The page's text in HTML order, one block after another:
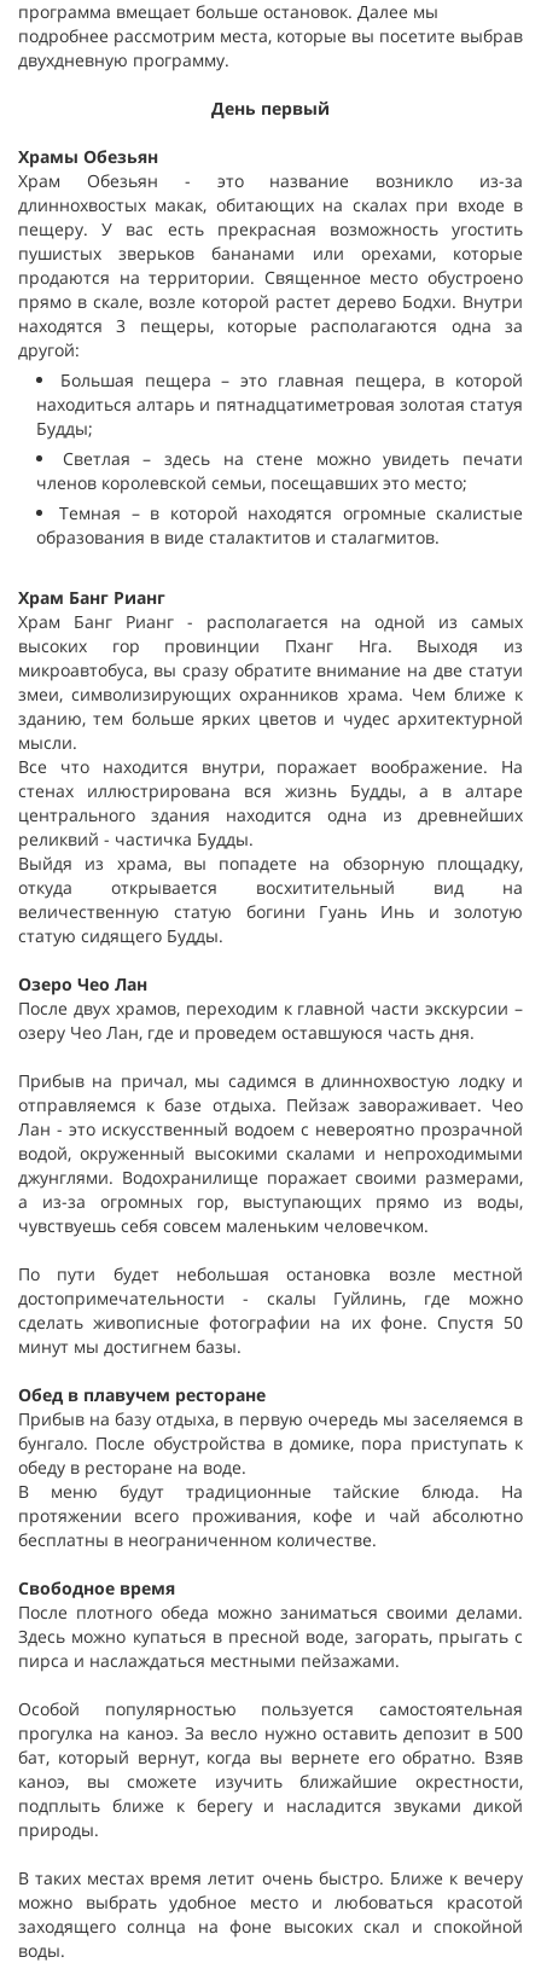
программа вмещает больше остановок. Далее мы
подробнее рассмотрим места, которые вы посетите выбрав
двухдневную программу.
День первый
Храмы Обезьян
Храм Обезьян - это название возникло из-за
длиннохвостых макак, обитающих на скалах при входе в
пещеру. У вас есть прекрасная возможность угостить
пушистых зверьков бананами или орехами, которые
продаются на территории. Священное место обустроено
прямо в скале, возле которой растет дерево Бодхи. Внутри
находятся 3 пещеры, которые располагаются одна за
другой:
Большая пещера – это главная пещера, в которой
находиться алтарь и пятнадцатиметровая золотая статуя
Будды;
Светлая – здесь на стене можно увидеть печати
членов королевской семьи, посещавших это место;
Темная – в которой находятся огромные скалистые
образования в виде сталактитов и сталагмитов.
Храм Банг Рианг
Храм Банг Рианг - располагается на одной из самых
высоких гор провинции Пханг Нга. Выходя из
микроавтобуса, вы сразу обратите внимание на две статуи
змеи, символизирующих охранников храма. Чем ближе к
зданию, тем больше ярких цветов и чудес архитектурной
мысли.
Все что находится внутри, поражает воображение. На
стенах иллюстрирована вся жизнь Будды, а в алтаре
центрального здания находится одна из древнейших
реликвий - частичка Будды.
Выйдя из храма, вы попадете на обзорную площадку,
откуда открывается восхитительный вид на
величественную статую богини Гуань Инь и золотую
статую сидящего Будды.
Озеро Чео Лан
После двух храмов, переходим к главной части экскурсии –
озеру Чео Лан, где и проведем оставшуюся часть дня.
Прибыв на причал, мы садимся в длиннохвостую лодку и
отправляемся к базе отдыха. Пейзаж завораживает. Чео
Лан - это искусственный водоем с невероятно прозрачной
водой, окруженный высокими скалами и непроходимыми
джунглями. Водохранилище поражает своими размерами,
а из-за огромных гор, выступающих прямо из воды,
чувствуешь себя совсем маленьким человечком.
По пути будет небольшая остановка возле местной
достопримечательности - скалы Гуйлинь, где можно
сделать живописные фотографии на их фоне. Спустя 50
минут мы достигнем базы.
Обед в плавучем ресторане
Прибыв на базу отдыха, в первую очередь мы заселяемся в
бунгало. После обустройства в домике, пора приступать к
обеду в ресторане на воде.
В меню будут традиционные тайские блюда. На
протяжении всего проживания, кофе и чай абсолютно
бесплатны в неограниченном количестве.
Свободное время
После плотного обеда можно заниматься своими делами.
Здесь можно купаться в пресной воде, загорать, прыгать с
пирса и наслаждаться местными пейзажами.
Особой популярностью пользуется самостоятельная
прогулка на каноэ. За весло нужно оставить депозит в 500
бат, который вернут, когда вы вернете его обратно. Взяв
каноэ, вы сможете изучить ближайшие окрестности,
подплыть ближе к берегу и насладится звуками дикой
природы.
В таких местах время летит очень быстро. Ближе к вечеру
можно выбрать удобное место и любоваться красотой
заходящего солнца на фоне высоких скал и спокойной
воды.